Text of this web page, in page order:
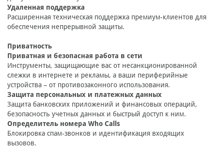
Удаленная поддержка
Расширенная техническая поддержка премиум-клиентов для
обеспечения непрерывной защиты.
Приватность
Приватная и безопасная работа в сети
Инструменты, защищающие вас от несанкционированной
слежки в интернете и рекламы, а ваши периферийные
устройства – от противозаконного использования.
Защита персональных и платежных данных
Защита банковских приложений и финансовых операций,
безопасность учетных данных и быстрый доступ к ним.
Определитель номера Who Calls
Блокировка спам-звонков и идентификация входящих
вызовов.